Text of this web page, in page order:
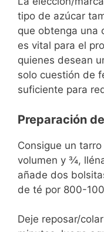
tipo de azúcar
que obtenga una
es vital para el
quienes desean
solo cuestión de
suficiente para
Preparación
Consigue un
volumen y ¾,
añade dos
de té por 800-
Deje reposar/